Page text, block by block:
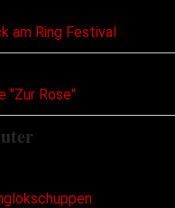
am Ring Festival
"Zur Rose"